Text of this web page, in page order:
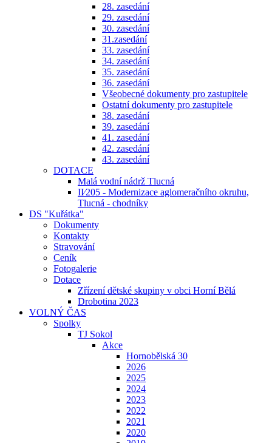
28. zasedání
29. zasedání
30. zasedání
31.zasedání
33. zasedání
34. zasedání
35. zasedání
36. zasedání
Všeobecné dokumenty pro zastupitele
Ostatní dokumenty pro zastupitele
38. zasedání
39. zasedání
41. zasedání
42. zasedání
43. zasedání
DOTACE
Malá vodní nádrž Tlucná
II⁄205 - Modernizace aglomeračního okruhu,
Tlucná - chodníky
DS "Kuřátka"
Dokumenty
Kontakty
Stravování
Ceník
Fotogalerie
Dotace
Zřízení dětské skupiny v obci Horní Bělá
Drobotina 2023
VOLNÝ ČAS
Spolky
TJ Sokol
Akce
Hornobělská 30
2026
2025
2024
2023
2022
2021
2020